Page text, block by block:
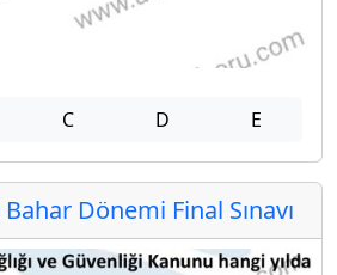
C D E
Dönemi Final Sınavı